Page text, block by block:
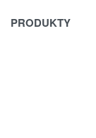
PRODUKTY